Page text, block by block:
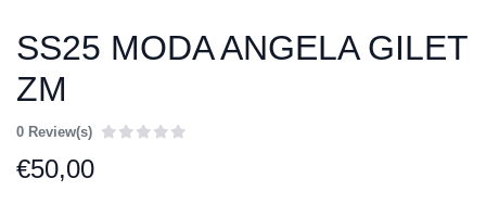
SS25 MODA ANGELA GILET
ZM
0 Review(s)
€50,00